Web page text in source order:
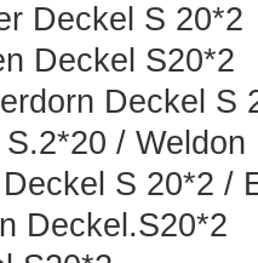
Deckel S 20*2
Deckel S20*2
Deckel S
/ Weldon
S 20*2 /
Deckel.S20*2